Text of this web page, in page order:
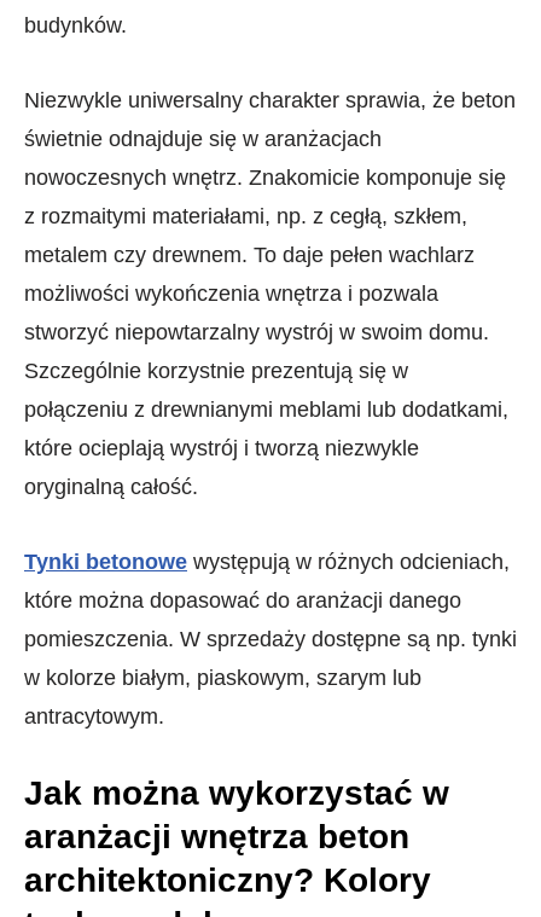
budynków.
Niezwykle uniwersalny charakter sprawia, że beton
świetnie odnajduje się w aranżacjach
nowoczesnych wnętrz. Znakomicie komponuje się
z rozmaitymi materiałami, np. z cegłą, szkłem,
metalem czy drewnem. To daje pełen wachlarz
możliwości wykończenia wnętrza i pozwala
stworzyć niepowtarzalny wystrój w swoim domu.
Szczególnie korzystnie prezentują się w
połączeniu z drewnianymi meblami lub dodatkami,
które ocieplają wystrój i tworzą niezwykle
oryginalną całość.
Tynki betonowe występują w różnych odcieniach,
które można dopasować do aranżacji danego
pomieszczenia. W sprzedaży dostępne są np. tynki
w kolorze białym, piaskowym, szarym lub
antracytowym.
Jak można wykorzystać w
aranżacji wnętrza beton
architektoniczny? Kolory